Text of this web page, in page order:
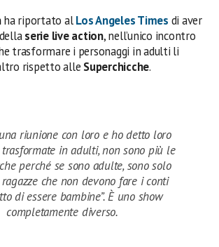
ha riportato alLos Angeles Times di aver
serie live action, nell’unico incontro
trasformare i personaggi in adulti li
rispetto alle Superchicche.
riunione con loro e ho detto loro
trasformate in adulti, non sono più le
perché se sono adulte, sono solo
che non devono fare i conti
di essere bambine”. È uno show
completamente diverso.